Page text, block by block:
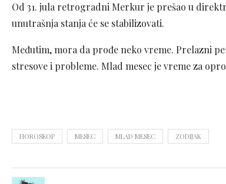
Od 31. jula retrogradni Merkur je prešao u
unutrašnja stanja će se stabilizovati.
Međutim, mora da prođe neko vreme. Prelazni
stresove i probleme. Mlad mesec je vreme za
HOROSKOP MESEC MLAD MESEC ZODIJAK